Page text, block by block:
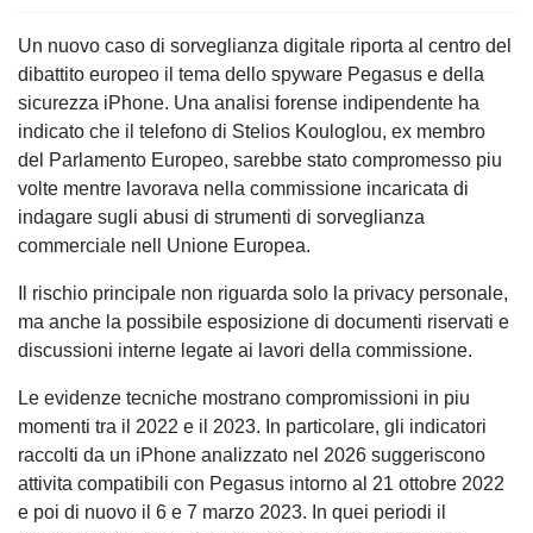
Un nuovo caso di sorveglianza digitale riporta al centro del
dibattito europeo il tema dello spyware Pegasus e della
sicurezza iPhone. Una analisi forense indipendente ha
indicato che il telefono di Stelios Kouloglou, ex membro
del Parlamento Europeo, sarebbe stato compromesso piu
volte mentre lavorava nella commissione incaricata di
indagare sugli abusi di strumenti di sorveglianza
commerciale nell Unione Europea.
Il rischio principale non riguarda solo la privacy personale,
ma anche la possibile esposizione di documenti riservati e
discussioni interne legate ai lavori della commissione.
Le evidenze tecniche mostrano compromissioni in piu
momenti tra il 2022 e il 2023. In particolare, gli indicatori
raccolti da un iPhone analizzato nel 2026 suggeriscono
attivita compatibili con Pegasus intorno al 21 ottobre 2022
e poi di nuovo il 6 e 7 marzo 2023. In quei periodi il